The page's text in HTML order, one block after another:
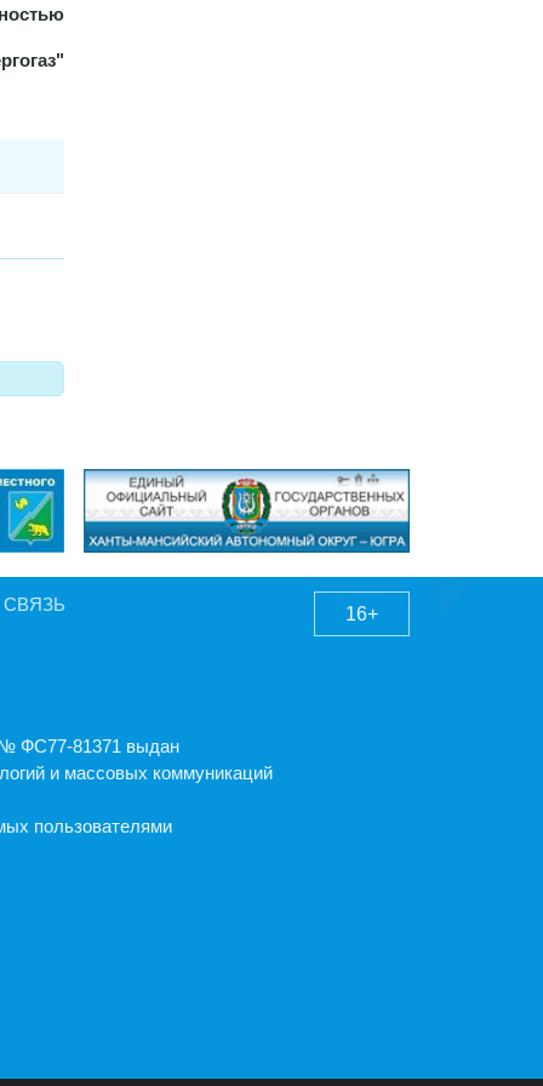
№ ФС77-81371 выдан
и массовых коммуникаций
пользователями
16+